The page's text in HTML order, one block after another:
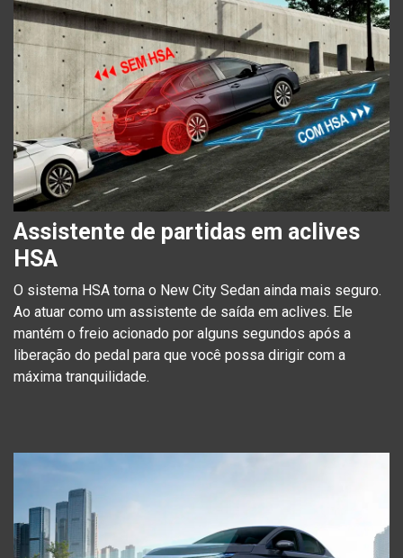
Assistente de partidas em aclives
HSA
O sistema HSA torna o New City Sedan ainda mais seguro.
Ao atuar como um assistente de saída em aclives. Ele
mantém o freio acionado por alguns segundos após a
liberação do pedal para que você possa dirigir com a
máxima tranquilidade.